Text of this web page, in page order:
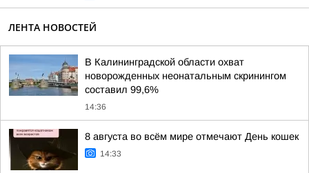
ЛЕНТА НОВОСТЕЙ
В Калининградской области охват
новорожденных неонатальным скринингом
составил 99,6%
14:36
8 августа во всём мире отмечают День кошек
14:33